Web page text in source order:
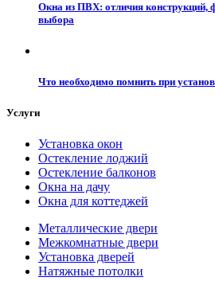
Окна из ПВХ: отличия конструкций,
выбора
Что необходимо помнить при
Услуги
Установка окон
Остекление лоджий
Остекление балконов
Окна на дачу
Окна для коттеджей
Металлические двери
Межкомнатные двери
Установка дверей
Натяжные потолки